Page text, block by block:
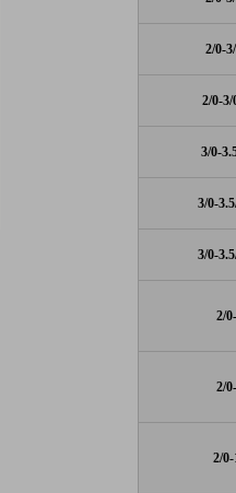
2/0-
2/0-3/
3/0-
3/0-
3/0-
2/
2/
2/